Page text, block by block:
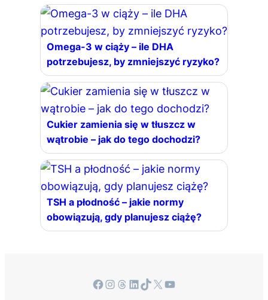
Omega-3 w ciąży – ile DHA
potrzebujesz, by zmniejszyć ryzyko?
Cukier zamienia się w tłuszcz w
wątrobie – jak do tego dochodzi?
TSH a płodność – jakie normy
obowiązują, gdy planujesz ciążę?
Facebook InstagramThreads LinkedIn TikTok X YouTube